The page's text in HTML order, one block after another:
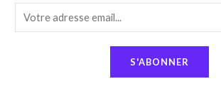
m
S'ABONNER